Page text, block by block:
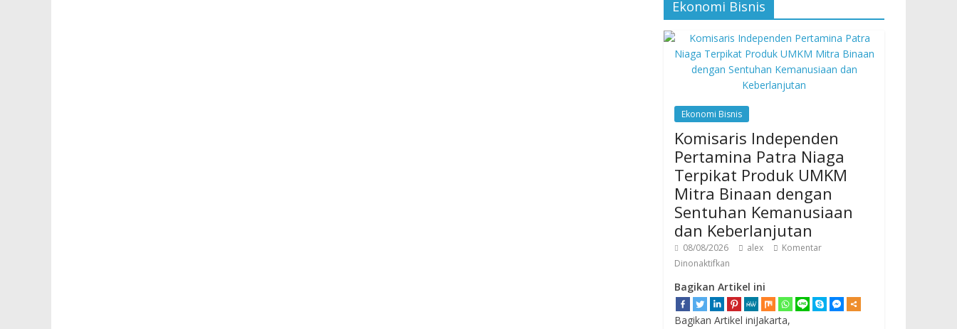
Ekonomi Bisnis
Ekonomi Bisnis
Komisaris Independen
Pertamina Patra Niaga
Terpikat Produk UMKM
Mitra Binaan dengan
Sentuhan Kemanusiaan
dan Keberlanjutan
08/08/2026 alex
Komentar
Dinonaktifkan
Bagikan Artikel ini
Bagikan Artikel iniJakarta,